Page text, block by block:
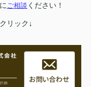
ご相談 ください！
リック↓